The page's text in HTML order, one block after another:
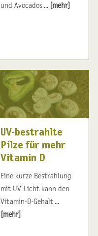
und Avocados ... [mehr]
UV-bestrahlte
Pilze für mehr
Vitamin D
Eine kurze Bestrahlung
mit UV-Licht kann den
Vitamin-D-Gehalt ...
[mehr]